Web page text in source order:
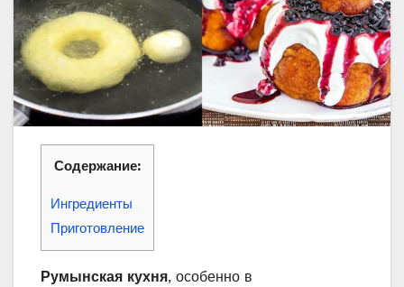
Содержание:
Ингредиенты
Приготовление
Румынская кухня, особенно в